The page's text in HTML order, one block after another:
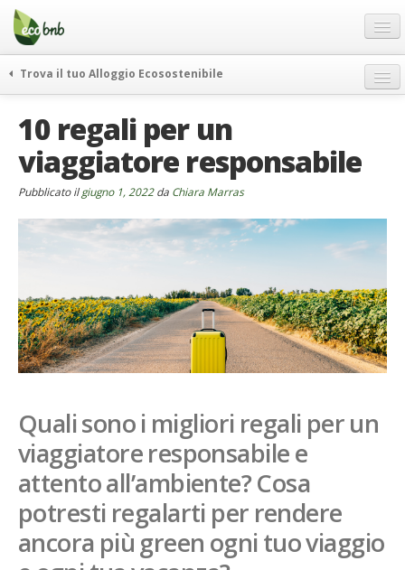
Menu
Salta
contenuto
Offerte Speciali
Regali
FAQ
Chi Siamo
Partner
Italiano
German
English
French
Italiano
Trova il tuo Alloggio Ecosostenibile
itinerari
curiosità
vivere e viaggiare verde
10 regali per un
viaggiatore responsabile
Pubblicato ilgiugno 1, 2022da Chiara Marras
Quali sono i migliori regali per un
viaggiatore responsabile e
attento all’ambiente? Cosa
potresti regalarti per rendere
ancora più green ogni tuo viaggio